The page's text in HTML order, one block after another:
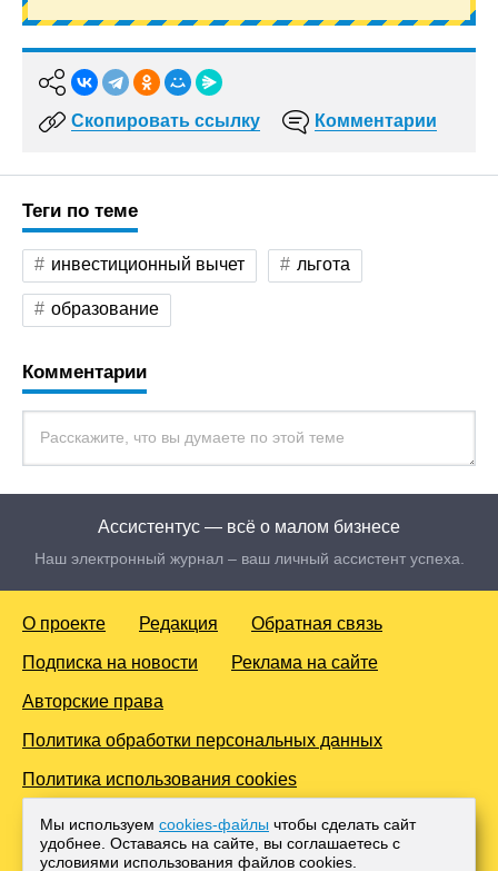
Скопировать ссылку Комментарии
Теги по теме
инвестиционный вычет льгота
образование
Комментарии
Ассистентус — всё о малом бизнесе
Наш электронный журнал – ваш личный ассистент успеха.
О проекте Редакция Обратная связь
Подписка на новости Реклама на сайте
Авторские права
Политика обработки персональных данных
Политика использования cookies
© 2016-2026 Все права защищены. Для лиц старше 18 лет.
Любое копирование материалов и тиражирование в сети
Интернет, либо печатных изданиях без согласования с
Мы используем cookies-файлы чтобы сделать сайт
удобнее. Оставаясь на сайте, вы соглашаетесь с
условиями использования файлов cооkies.